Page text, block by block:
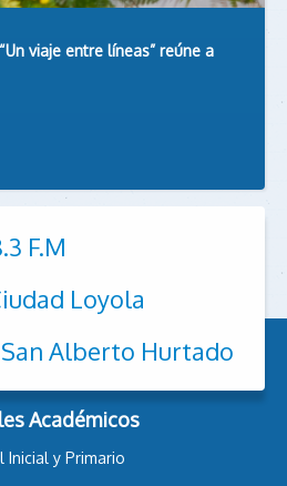
viaje entre líneas” reúne a
F.M
Loyola
Alberto Hurtado
Académicos
Inicial y Primario